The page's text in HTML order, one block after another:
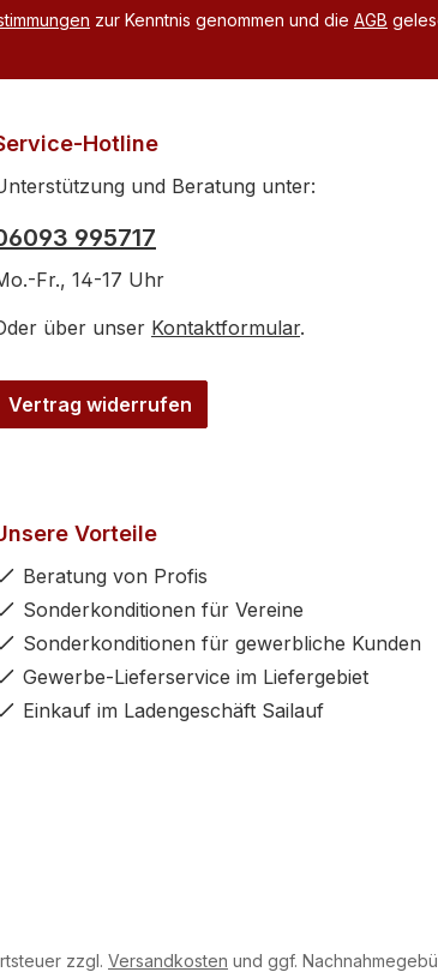
zur Kenntnis genommen und die AGB
Hotline
und Beratung unter:
995717
Fr., 14-17 Uhr
über unser Kontaktformular.
Vertrag widerrufen
Vorteile
Beratung von Profis
Sonderkonditionen für Vereine
Sonderkonditionen für gewerbliche Kunden
Gewerbe-Lieferservice im Liefergebiet
Einkauf im Ladengeschäft Sailauf
zzgl. Versandkosten und ggf.